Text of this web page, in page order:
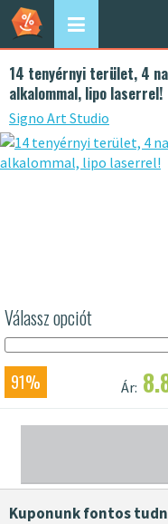
14 tenyérnyi terület, 4
alkalommal, lipo laserrel!
Signo Art Studio
Válassz opciót
91% Ár:
Kuponunk fontos